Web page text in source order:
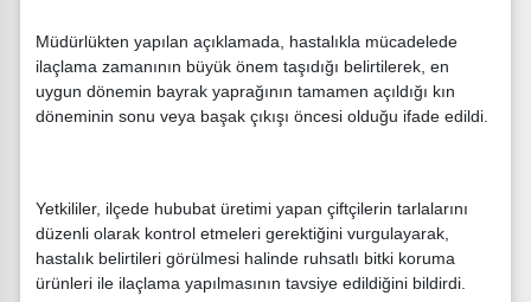
Müdürlükten yapılan açıklamada, hastalıkla mücadelede
ilaçlama zamanının büyük önem taşıdığı belirtilerek, en
uygun dönemin bayrak yaprağının tamamen açıldığı kın
döneminin sonu veya başak çıkışı öncesi olduğu ifade edildi.
Yetkililer, ilçede hububat üretimi yapan çiftçilerin tarlalarını
düzenli olarak kontrol etmeleri gerektiğini vurgulayarak,
hastalık belirtileri görülmesi halinde ruhsatlı bitki koruma
ürünleri ile ilaçlama yapılmasının tavsiye edildiğini bildirdi.